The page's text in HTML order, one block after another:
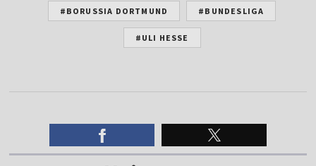
#BORUSSIA DORTMUND #BUNDESLIGA
#ULI HESSE